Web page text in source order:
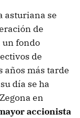
asturiana se
de
un fondo
de
años más tarde
día se ha
en
accionista